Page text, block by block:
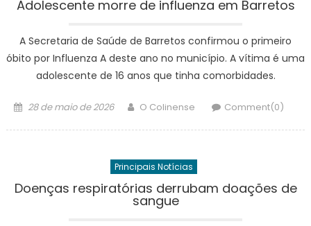
Adolescente morre de influenza em Barretos
A Secretaria de Saúde de Barretos confirmou o primeiro
óbito por Influenza A deste ano no município. A vítima é uma
adolescente de 16 anos que tinha comorbidades.
Posted
28 de maio de 2026 Author
O Colinense Comment(0)
Principais Notícias
Doenças respiratórias derrubam doações de
sangue